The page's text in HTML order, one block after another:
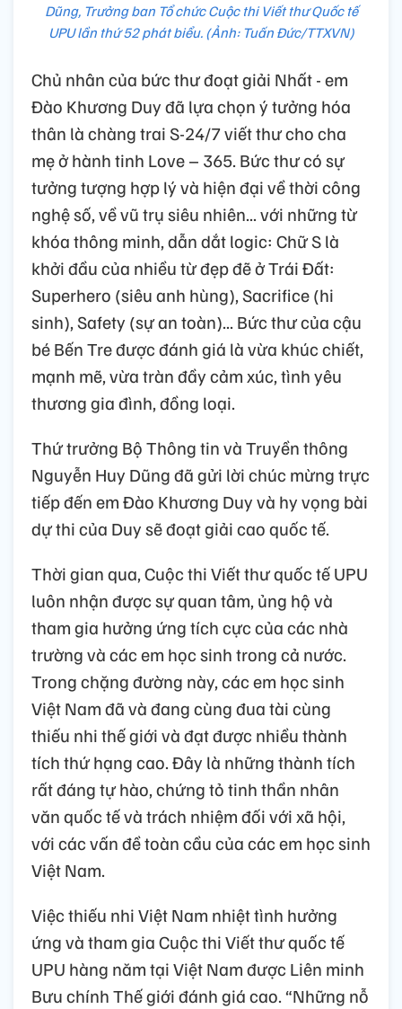
Dũng, Trưởng ban Tổ chức Cuộc thi Viết thư Quốc tế
UPU lần thứ 52 phát biểu. (Ảnh: Tuấn Đức/TTXVN)
Chủ nhân của bức thư đoạt giải Nhất - em
Đào Khương Duy đã lựa chọn ý tưởng hóa
thân là chàng trai S-24/7 viết thư cho cha
mẹ ở hành tinh Love – 365. Bức thư có sự
tưởng tượng hợp lý và hiện đại về thời công
nghệ số, về vũ trụ siêu nhiên... với những từ
khóa thông minh, dẫn dắt logic: Chữ S là
khởi đầu của nhiều từ đẹp đẽ ở Trái Đất:
Superhero (siêu anh hùng), Sacrifice (hi
sinh), Safety (sự an toàn)... Bức thư của cậu
bé Bến Tre được đánh giá là vừa khúc chiết,
mạnh mẽ, vừa tràn đầy cảm xúc, tình yêu
thương gia đình, đồng loại.
Thứ trưởng Bộ Thông tin và Truyền thông
Nguyễn Huy Dũng đã gửi lời chúc mừng trực
tiếp đến em Đào Khương Duy và hy vọng bài
dự thi của Duy sẽ đoạt giải cao quốc tế.
Thời gian qua, Cuộc thi Viết thư quốc tế UPU
luôn nhận được sự quan tâm, ủng hộ và
tham gia hưởng ứng tích cực của các nhà
trường và các em học sinh trong cả nước.
Trong chặng đường này, các em học sinh
Việt Nam đã và đang cùng đua tài cùng
thiếu nhi thế giới và đạt được nhiều thành
tích thứ hạng cao. Đây là những thành tích
rất đáng tự hào, chứng tỏ tinh thần nhân
văn quốc tế và trách nhiệm đối với xã hội,
với các vấn đề toàn cầu của các em học sinh
Việt Nam.
Việc thiếu nhi Việt Nam nhiệt tình hưởng
ứng và tham gia Cuộc thi Viết thư quốc tế
UPU hàng năm tại Việt Nam được Liên minh
Bưu chính Thế giới đánh giá cao. “Những nỗ